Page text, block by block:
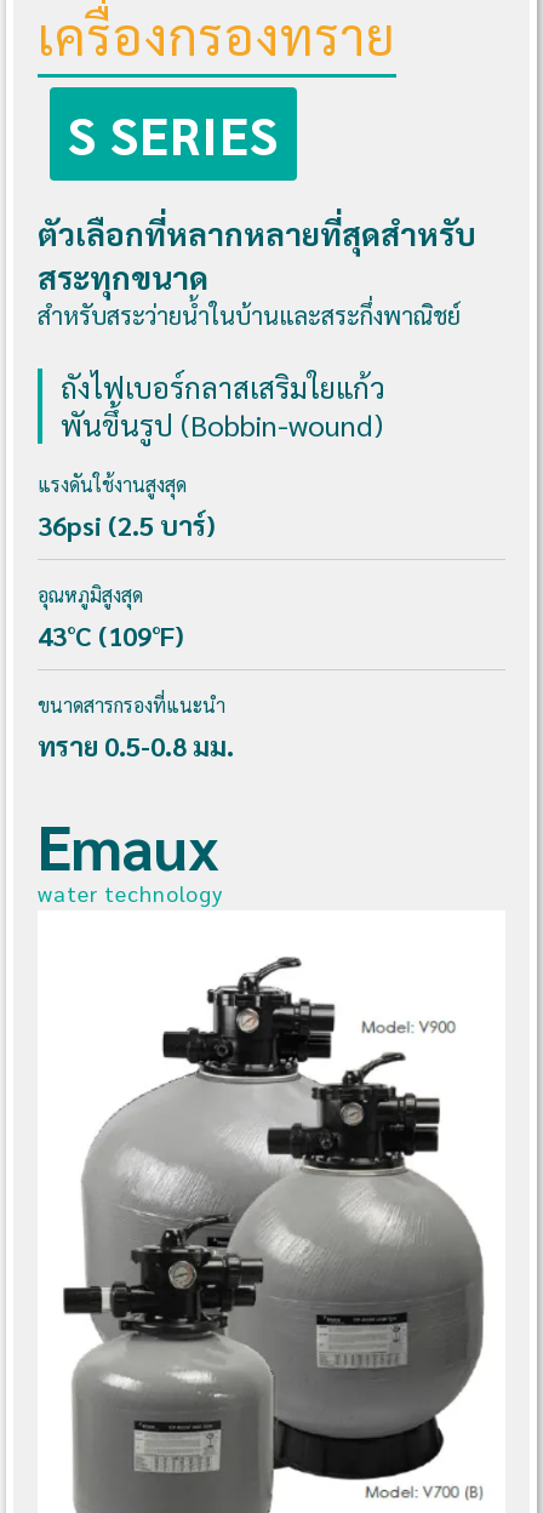
เครื่องกรองทราย
S SERIES
ตัวเลือกที่หลากหลายที่สุดสำหรับ
สระทุกขนาด
สำหรับสระว่ายน้ำในบ้านและสระกึ่งพาณิชย์
ถังไฟเบอร์กลาสเสริมใยแก้ว
พันขึ้นรูป (Bobbin-wound)
แรงดันใช้งานสูงสุด
36psi (2.5 บาร์)
อุณหภูมิสูงสุด
43°C (109°F)
ขนาดสารกรองที่แนะนำ
ทราย 0.5-0.8 มม.
Emaux
water technology